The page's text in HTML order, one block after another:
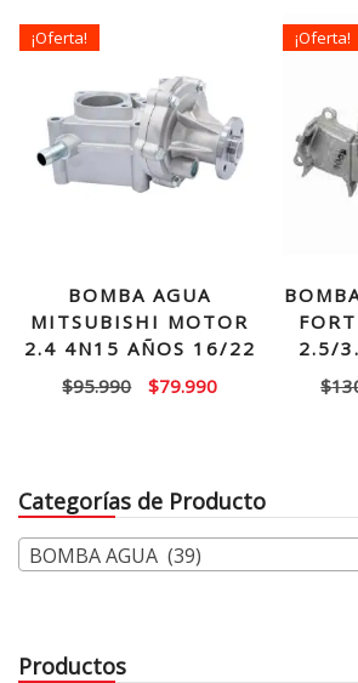
$32.990.
¡Oferta!
BOMBA AGUA
MITSUBISHI MOTOR
2.4 4N15 AÑOS 16/22
$95.990
El
$95.990.
$79.990El
$79.990.
¡Oferta!
2.5/
$
Categorías de Producto
BOMBA AGUA (39)
Productos